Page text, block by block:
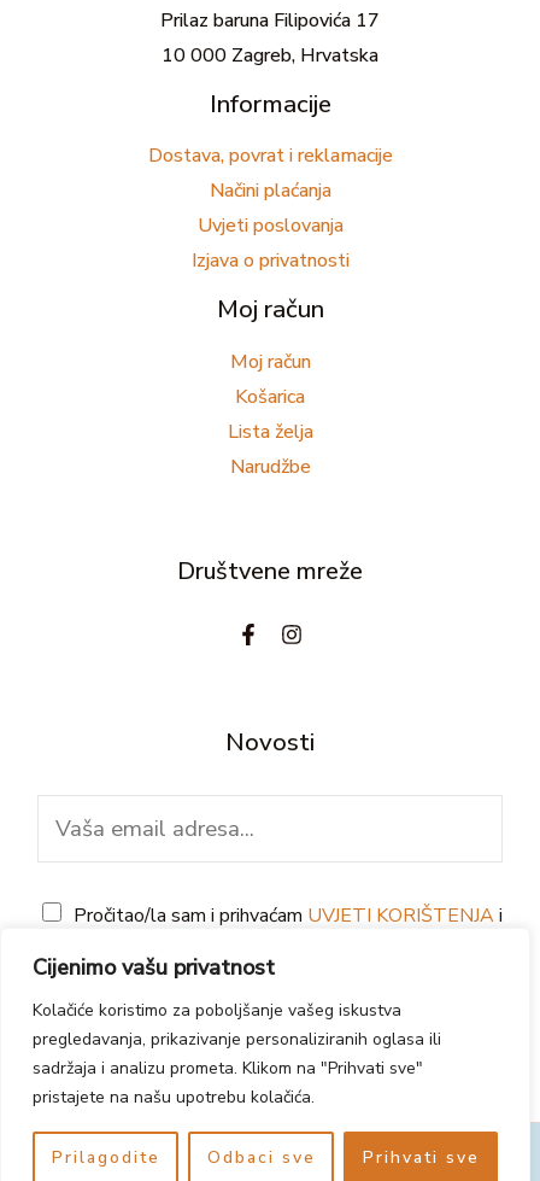
Cijenimo vašu privatnost
Kolačiće koristimo za poboljšanje vašeg iskustva
pregledavanja, prikazivanje personaliziranih oglasa ili
sadržaja i analizu prometa. Klikom na "Prihvati sve"
pristajete na našu upotrebu kolačića.
Prilagodite Odbaci sve Prihvati sve
Prilaz baruna Filipovića 17
10 000 Zagreb, Hrvatska
Informacije
Dostava, povrat i reklamacije
Načini plaćanja
Uvjeti poslovanja
Izjava o privatnosti
Moj račun
Moj račun
Košarica
Lista želja
Narudžbe
Društvene mreže
Novosti
G
P
R
Pročitao/la sam i prihvaćam UVJETI KORIŠTENJAi
PRETPLATI SE
Sva prava pridržana © 2026 - KRIN d.o.o.